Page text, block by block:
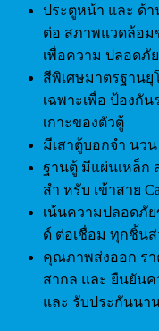
ประตูหน้า และ ด้
ต่อ สภาพแวดล้อม
เพื่อความ ปลอดภัย
สีพิเศษมาตรฐานยุ
เฉพาะเพื่อ ป้องกั
เกาะของตัวตู้
มีเสาตู้บอกจำ นว
ฐานตู้ มีแผ่นเหล็ก
สำ หรับ เข้าสาย
เน้นความปลอดภั
ด์ ต่อเชื่อม ทุกชิ้น
คุณภาพส่งออก รา
สากล และ ยืนยัน
และ รับประกันนา